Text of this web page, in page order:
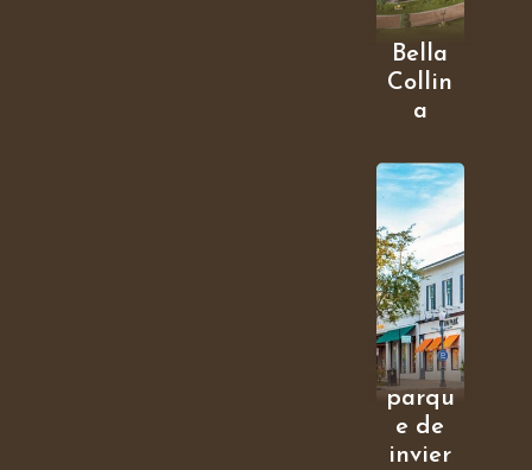
Bella
Collin
a
parqu
e de
invier